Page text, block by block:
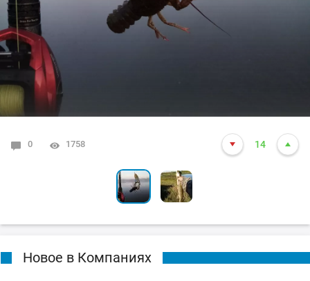
0 1758 14
0 1699 5
Новое в Компаниях